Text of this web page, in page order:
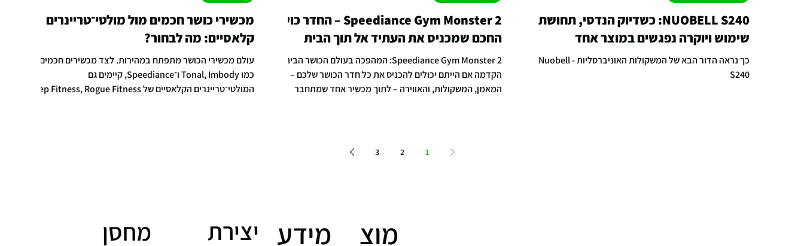
NUOBELL S240: כשדיוק הנדסי, תחושת
שימוש ויוקרה נפגשים במוצר אחד
כך נראה הדור הבא של המשקולות האוניברסליות - Nuobell
S240
Speediance Gym Monster 2 – החדר כושר
החכם שמכניס את העתיד אל תוך הבית
Speediance Gym Monster 2: המהפכה בעולם הכושר הביתי
הקדמה אם הייתם יכולים להכניס את כל חדר הכושר שלכם –
המאמן, המשקולות, והאווירה – לתוך מכשיר אחד שמתחבר
מבוססת מנועים דיגיטליים ובינה מלאכותית שמזהה תנועה,
מכשירי כושר חכמים מול מולטי־טריינרים
קלאסיים: מה לבחור?
עולם מכשירי הכושר מתפתח במהירות. לצד מכשירים חכמים
כמו Tonal, Imbody ו־Speediance, קיימים גם
המולטי־טריינרים הקלאסיים של Rep Fitness, Rogue Fitness
1
2
3
מידע
מוצ
יצירת
מחסן